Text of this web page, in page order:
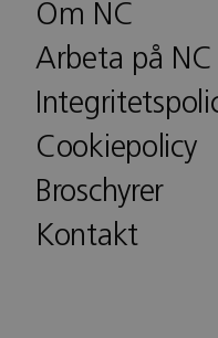
Om NC
Arbeta på NC
Cookiepolicy
Broschyrer
Kontakt